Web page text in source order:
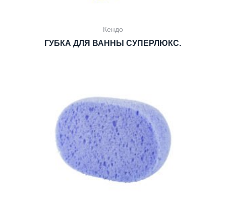
Кендо
ГУБКА ДЛЯ ВАННЫ СУПЕРЛЮКС.